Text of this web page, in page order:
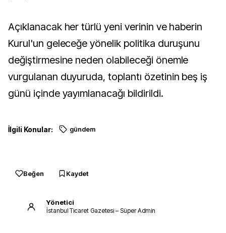
Açıklanacak her türlü yeni verinin ve haberin
Kurul'un geleceğe yönelik politika duruşunu
değiştirmesine neden olabileceği önemle
vurgulanan duyuruda, toplantı özetinin beş iş
günü içinde yayımlanacağı bildirildi.
İlgili Konular: gündem
Beğen Kaydet
Yönetici
İstanbul Ticaret Gazetesi – Süper Admin